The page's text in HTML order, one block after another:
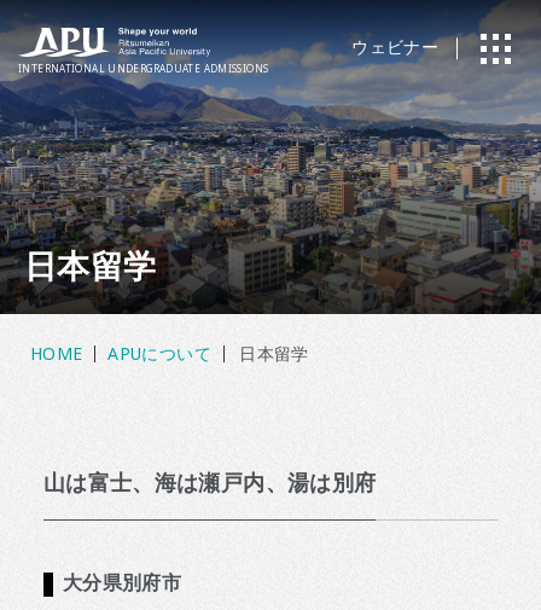
INTERNATIONAL UNDERGRADUATE ADMISSIONS
ウェビナー
日本留学
HOME APUについて 日本留学
山は富士、海は瀬戸内、湯は別府
大分県別府市